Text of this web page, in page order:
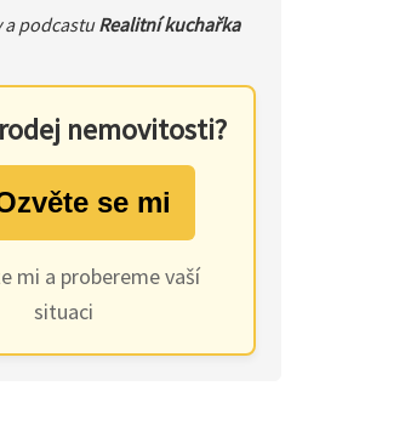
podcastuRealitní kuchařka
nemovitosti?
se mi
mi a probereme vaší
situaci